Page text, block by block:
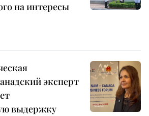
на интересы
эксперт
выдержку